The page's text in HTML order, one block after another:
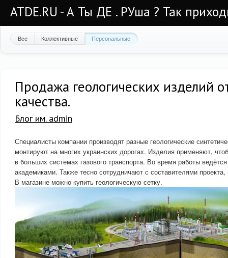
ATDE.RU - А Ты ДЕ . РУша ? Так
Все Коллективные Персональные
Продажа геологических изделий
качества.
Блог им. admin
Специалисты компании производят разные геологические
монтируют на многих украинских дорогах. Изделия применяют,
в больших системах газового транспорта. Во время работы
академиками. Также тесно сотрудничают с составителями
В магазине можно купить геологическую сетку.